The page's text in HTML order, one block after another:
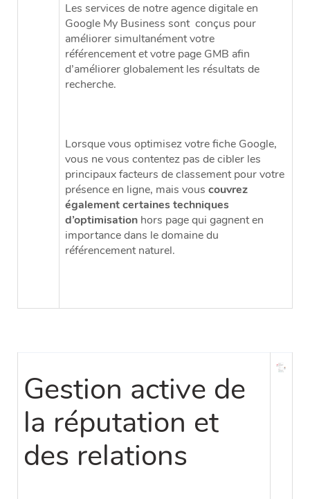
Les services de notre agence digitale en
Google My Business sont conçus pour
améliorer simultanément votre
référencementetvotre page GMB afin
d’améliorer globalement les résultats de
recherche.
Lorsque vous optimisez votre fiche Google,
vous ne vous contentez pas de cibler les
principaux facteurs de classement pour votre
présence en ligne, mais vous couvrez
également certaines techniques
d’optimisation hors page qui gagnent en
importance dans le domaine du
référencement naturel.
Gestion active de
la réputation et
des relations